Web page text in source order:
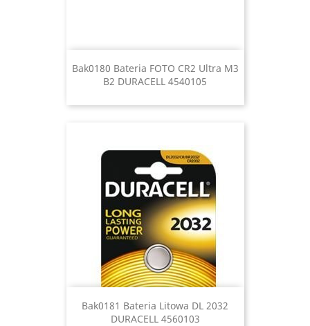
Bak0180 Bateria FOTO CR2 Ultra M3
B2 DURACELL 4540105
Bak0181 Bateria Litowa DL 2032
DURACELL 4560103